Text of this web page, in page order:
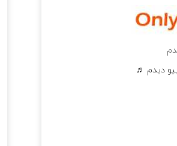
دیدم ♬